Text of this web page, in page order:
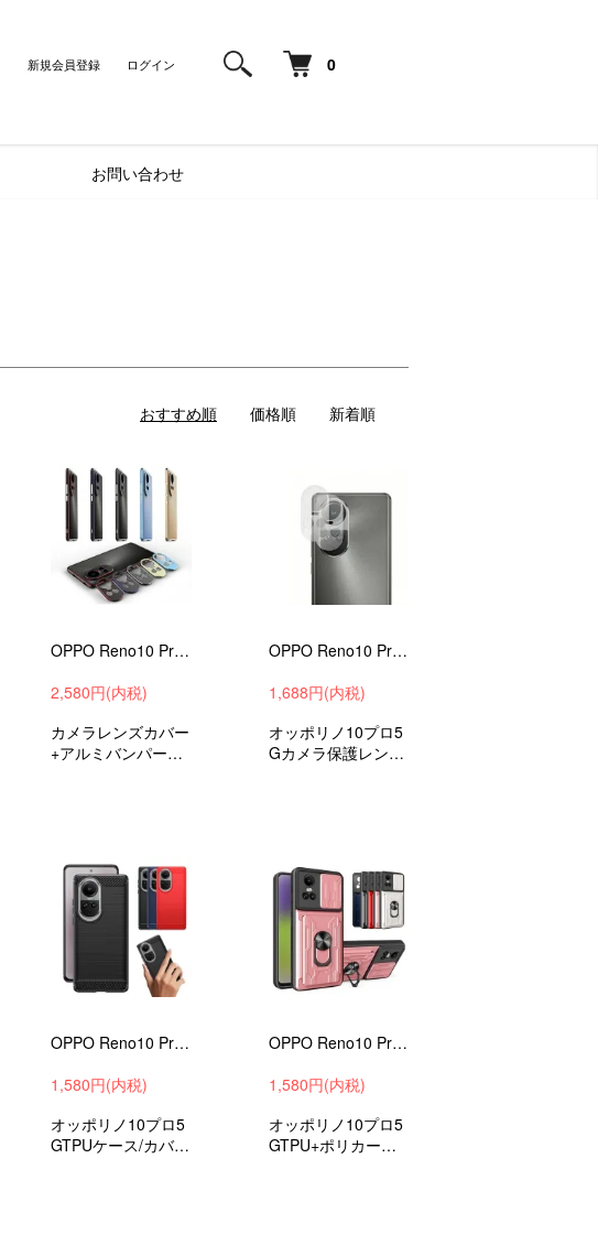
0
新規会員登録 ログイン
お問い合わせ
おすすめ順 価格順 新着順
OPPO Reno10 Pro 5G ケース アルミ バンパー カメラレンズカバー付き ケース/カバー かっこいい アルミバンパー オッポ
2,580円(内税)
カメラレンズカバー
+アルミバンパーケ
OPPO Reno10 Pro 5G カメラカバー ガラスフィルム 2枚入 オッポ リノ10 プロ 5G カメラ保護 レンズカバー 強化ガラス レンズ保護
1,688円(内税)
オッポリノ10プロ5
Gカメラ保護レンズ
OPPO Reno10 Pro 5G ケース 耐衝撃 カバー ヘアライン柄 TPU シンプル オッポ リノ10 プロ 5G ソフトケース おすすめ
1,580円(内税)
オッポリノ10プロ5
GTPUケース/カバー
OPPO Reno10 Pro 5G ケース 耐衝撃 カバー 2重構造 一体型スマホリング付き カード収納付き スタンド付き オッポ リノ10 プロ 5G
1,580円(内税)
オッポリノ10プロ5
GTPU+ポリカーボ